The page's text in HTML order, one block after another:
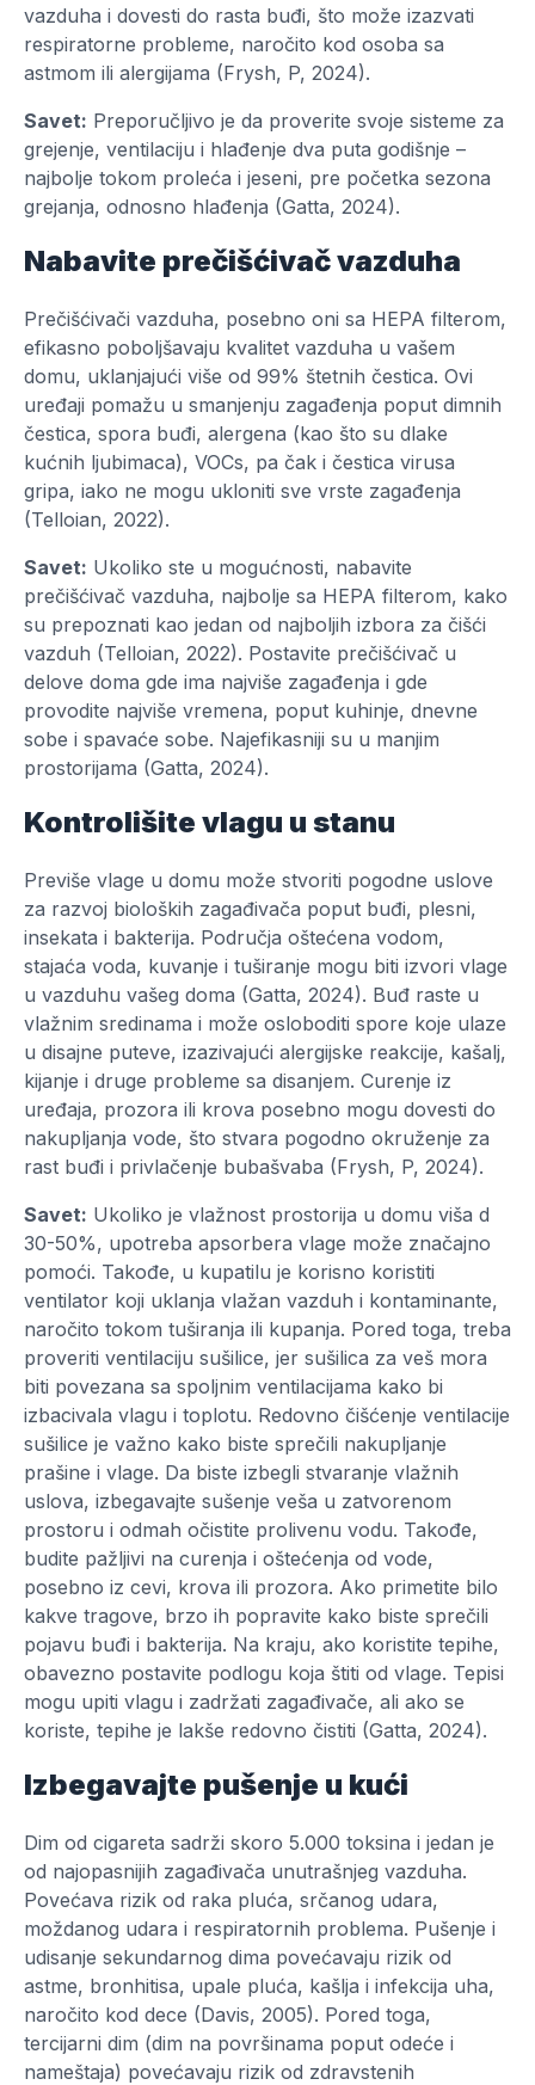
vazduha i dovesti do rasta buđi, što može izazvati
respiratorne probleme, naročito kod osoba sa
astmom ili alergijama (Frysh, P, 2024).
Savet: Preporučljivo je da proverite svoje sisteme za
grejenje, ventilaciju i hlađenje dva puta godišnje –
najbolje tokom proleća i jeseni, pre početka sezona
grejanja, odnosno hlađenja (Gatta, 2024).
Nabavite prečišćivač vazduha
Prečišćivači vazduha, posebno oni sa HEPA filterom,
efikasno poboljšavaju kvalitet vazduha u vašem
domu, uklanjajući više od 99% štetnih čestica. Ovi
uređaji pomažu u smanjenju zagađenja poput dimnih
čestica, spora buđi, alergena (kao što su dlake
kućnih ljubimaca), VOCs, pa čak i čestica virusa
gripa, iako ne mogu ukloniti sve vrste zagađenja
(Telloian, 2022).
Savet: Ukoliko ste u mogućnosti, nabavite
prečišćivač vazduha, najbolje sa HEPA filterom, kako
su prepoznati kao jedan od najboljih izbora za čišći
vazduh (Telloian, 2022). Postavite prečišćivač u
delove doma gde ima najviše zagađenja i gde
provodite najviše vremena, poput kuhinje, dnevne
sobe i spavaće sobe. Najefikasniji su u manjim
prostorijama (Gatta, 2024).
Kontrolišite vlagu u stanu
Previše vlage u domu može stvoriti pogodne uslove
za razvoj bioloških zagađivača poput buđi, plesni,
insekata i bakterija. Područja oštećena vodom,
stajaća voda, kuvanje i tuširanje mogu biti izvori vlage
u vazduhu vašeg doma (Gatta, 2024). Buđ raste u
vlažnim sredinama i može osloboditi spore koje ulaze
u disajne puteve, izazivajući alergijske reakcije, kašalj,
kijanje i druge probleme sa disanjem. Curenje iz
uređaja, prozora ili krova posebno mogu dovesti do
nakupljanja vode, što stvara pogodno okruženje za
rast buđi i privlačenje bubašvaba (Frysh, P, 2024).
Savet: Ukoliko je vlažnost prostorija u domu viša d
30-50%, upotreba apsorbera vlage može značajno
pomoći. Takođe, u kupatilu je korisno koristiti
ventilator koji uklanja vlažan vazduh i kontaminante,
naročito tokom tuširanja ili kupanja. Pored toga, treba
proveriti ventilaciju sušilice, jer sušilica za veš mora
biti povezana sa spoljnim ventilacijama kako bi
izbacivala vlagu i toplotu. Redovno čišćenje ventilacije
sušilice je važno kako biste sprečili nakupljanje
prašine i vlage. Da biste izbegli stvaranje vlažnih
uslova, izbegavajte sušenje veša u zatvorenom
prostoru i odmah očistite prolivenu vodu. Takođe,
budite pažljivi na curenja i oštećenja od vode,
posebno iz cevi, krova ili prozora. Ako primetite bilo
kakve tragove, brzo ih popravite kako biste sprečili
pojavu buđi i bakterija. Na kraju, ako koristite tepihe,
obavezno postavite podlogu koja štiti od vlage. Tepisi
mogu upiti vlagu i zadržati zagađivače, ali ako se
koriste, tepihe je lakše redovno čistiti (Gatta, 2024).
Izbegavajte pušenje u kući
Dim od cigareta sadrži skoro 5.000 toksina i jedan je
od najopasnijih zagađivača unutrašnjeg vazduha.
Povećava rizik od raka pluća, srčanog udara,
moždanog udara i respiratornih problema. Pušenje i
udisanje sekundarnog dima povećavaju rizik od
astme, bronhitisa, upale pluća, kašlja i infekcija uha,
naročito kod dece (Davis, 2005). Pored toga,
tercijarni dim (dim na površinama poput odeće i
nameštaja) povećavaju rizik od zdravstenih